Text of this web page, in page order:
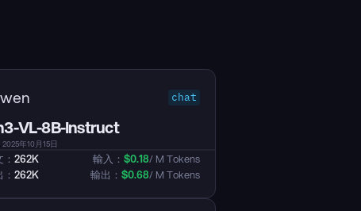
chat
VL-8B-Instruct
年10月15日
262K
262K
輸入： $0.18/ M Tokens
輸出： $0.68/ M Tokens